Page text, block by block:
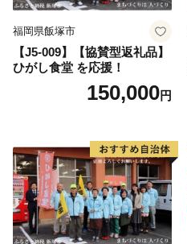
福岡県飯塚市
【J5-009】【協賛型返礼品】
ひがし食堂 を応援！
150,000円